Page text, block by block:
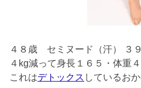
４８歳 セミヌード（汗） ３
４kg減って身長１６５・体重
これはデトックス しているおか